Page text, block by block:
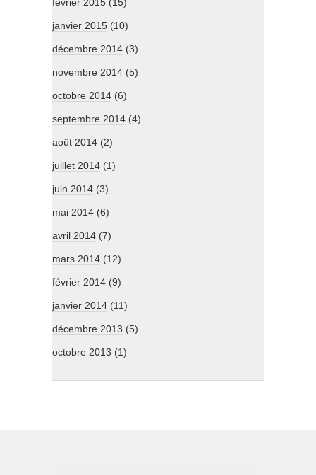
janvier 2015 (10)
décembre 2014 (3)
novembre 2014 (5)
octobre 2014 (6)
septembre 2014 (4)
août 2014 (2)
juillet 2014 (1)
juin 2014 (3)
mai 2014 (6)
avril 2014 (7)
mars 2014 (12)
février 2014 (9)
janvier 2014 (11)
décembre 2013 (5)
octobre 2013 (1)